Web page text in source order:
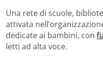
Una rete di scuole,
attivata
dedicate ai bambini, con
letti ad alta voce.